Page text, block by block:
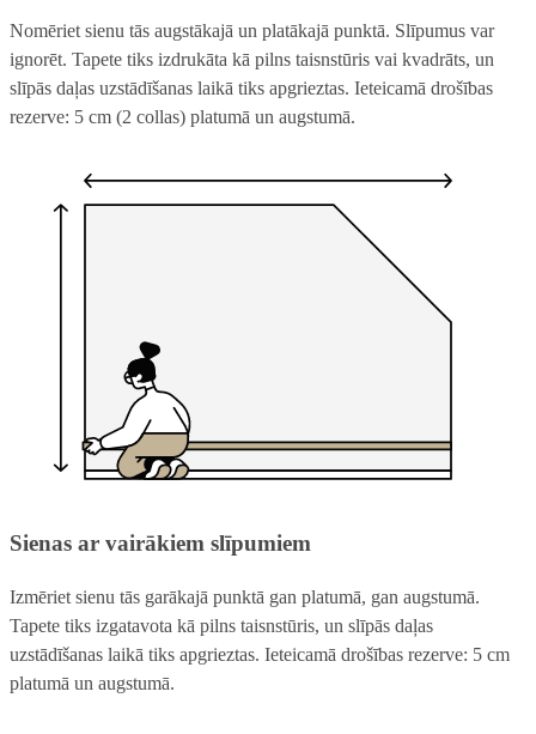
Nomēriet sienu tās augstākajā un platākajā punktā. Slīpumus var
ignorēt. Tapete tiks izdrukāta kā pilns taisnstūris vai kvadrāts, un
slīpās daļas uzstādīšanas laikā tiks apgrieztas. Ieteicamā drošības
rezerve: 5 cm (2 collas) platumā un augstumā.
Sienas ar vairākiem slīpumiem
Izmēriet sienu tās garākajā punktā gan platumā, gan augstumā.
Tapete tiks izgatavota kā pilns taisnstūris, un slīpās daļas
uzstādīšanas laikā tiks apgrieztas. Ieteicamā drošības rezerve: 5 cm
platumā un augstumā.